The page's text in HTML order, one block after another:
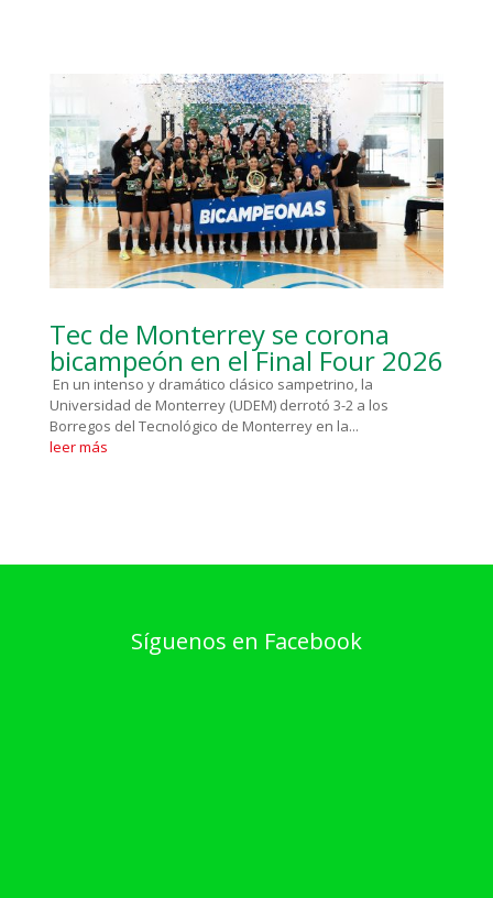
Tec de Monterrey se corona
bicampeón en el Final Four 2026
En un intenso y dramático clásico sampetrino, la
Universidad de Monterrey (UDEM) derrotó 3-2 a los
Borregos del Tecnológico de Monterrey en la...
leer más
Síguenos en Facebook